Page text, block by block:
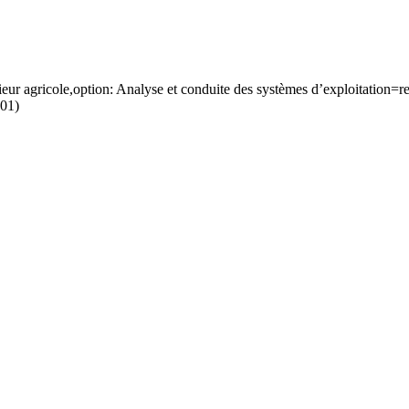
agricole,option: Analyse et conduite des systèmes